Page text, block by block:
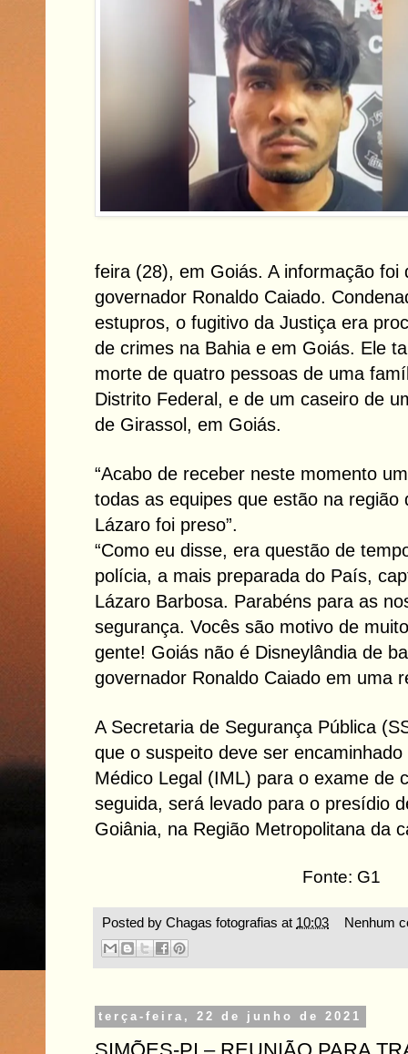
feira (28), em Goiás. A informação foi
governador Ronaldo Caiado.
estupros, o fugitivo da Justiça era
de crimes na Bahia e em Goiás. Ele
morte de quatro pessoas de uma
Distrito Federal, e de um caseiro de
de Girassol, em Goiás.
“Acabo de receber neste momento
todas as equipes que estão na região
Lázaro foi preso”.
“Como eu disse, era questão de
polícia, a mais preparada do País,
Lázaro Barbosa. Parabéns para as
segurança. Vocês são motivo de
gente! Goiás não é Disneylândia de
governador Ronaldo Caiado em uma
A Secretaria de Segurança Pública
que o suspeito deve ser
Médico Legal (IML) para o exame de
seguida, será levado para o presídio
Goiânia, na Região Metropolitana da
Fonte: G1
Posted by Chagas fotografias at 10:03 Nenhum
terça-feira, 22 de junho de 2021